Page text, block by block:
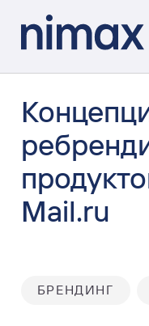
Mail.ru
БРЕНДИНГ